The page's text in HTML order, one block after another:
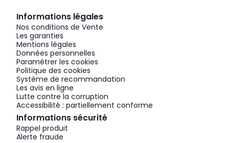
Informations légales
Nos conditions de Vente
Les garanties
Mentions légales
Données personnelles
Paramétrer les cookies
Politique des cookies
Système de recommandation
Les avis en ligne
Lutte contre la corruption
Accessibilité : partiellement conforme
Informations sécurité
Rappel produit
Alerte fraude